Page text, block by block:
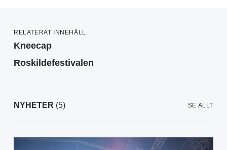
RELATERAT INNEHÅLL
Kneecap
Roskildefestivalen
NYHETER (5) SE ALLT